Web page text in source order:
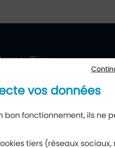
92230 Gennevilliers
vos données
bon fonctionnement, ils ne
tiers (réseaux sociaux,